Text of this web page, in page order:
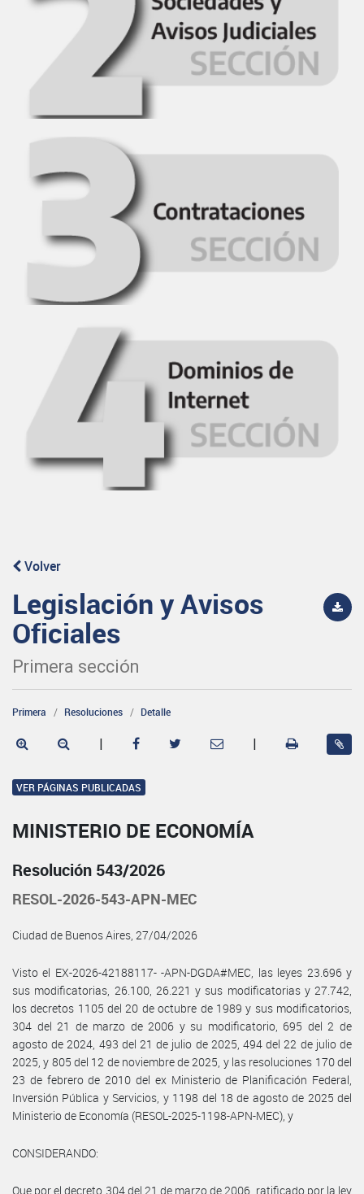
Volver
Legislación y Avisos
Oficiales
Primera sección
Primera Resoluciones Detalle
| |
VER PÁGINAS PUBLICADAS
MINISTERIO DE ECONOMÍA
Resolución 543/2026
RESOL-2026-543-APN-MEC
Ciudad de Buenos Aires, 27/04/2026
Visto el EX-2026-42188117- -APN-DGDA#MEC, las leyes 23.696 y
sus modificatorias, 26.100, 26.221 y sus modificatorias y 27.742,
los decretos 1105 del 20 de octubre de 1989 y sus modificatorios,
304 del 21 de marzo de 2006 y su modificatorio, 695 del 2 de
agosto de 2024, 493 del 21 de julio de 2025, 494 del 22 de julio de
2025, y 805 del 12 de noviembre de 2025, y las resoluciones 170 del
23 de febrero de 2010 del ex Ministerio de Planificación Federal,
Inversión Pública y Servicios, y 1198 del 18 de agosto de 2025 del
Ministerio de Economía (RESOL-2025-1198-APN-MEC), y
CONSIDERANDO:
Que por el decreto 304 del 21 de marzo de 2006, ratificado por la ley